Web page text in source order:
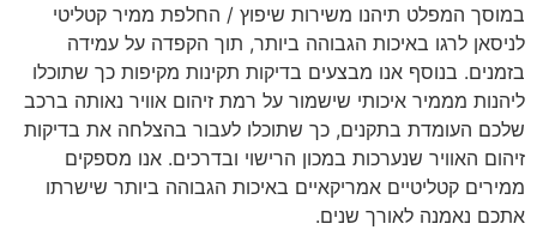
במוסך המפלט תיהנו משירות שיפוץ / החלפת ממיר קטליטי
לניסאן לרגו באיכות הגבוהה ביותר, תוך הקפדה על עמידה
בזמנים. בנוסף אנו מבצעים בדיקות תקינות מקיפות כך שתוכלו
ליהנות מממיר איכותי שישמור על רמת זיהום אוויר נאותה ברכב
שלכם העומדת בתקנים, כך שתוכלו לעבור בהצלחה את בדיקות
זיהום האוויר שנערכות במכון הרישוי ובדרכים. אנו מספקים
ממירים קטליטיים אמריקאיים באיכות הגבוהה ביותר שישרתו
אתכם נאמנה לאורך שנים.